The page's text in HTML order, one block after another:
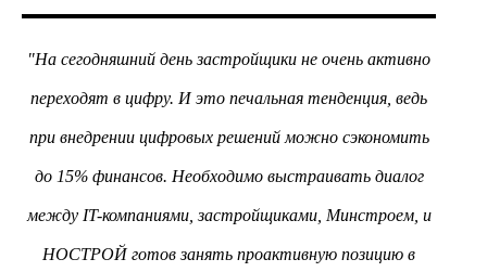
"На сегодняшний день застройщики не очень активно
переходят в цифру. И это печальная тенденция, ведь
при внедрении цифровых решений можно сэкономить
до 15% финансов. Необходимо выстраивать диалог
между IT-компаниями, застройщиками, Минстроем, и
НОСТРОЙ готов занять проактивную позицию в